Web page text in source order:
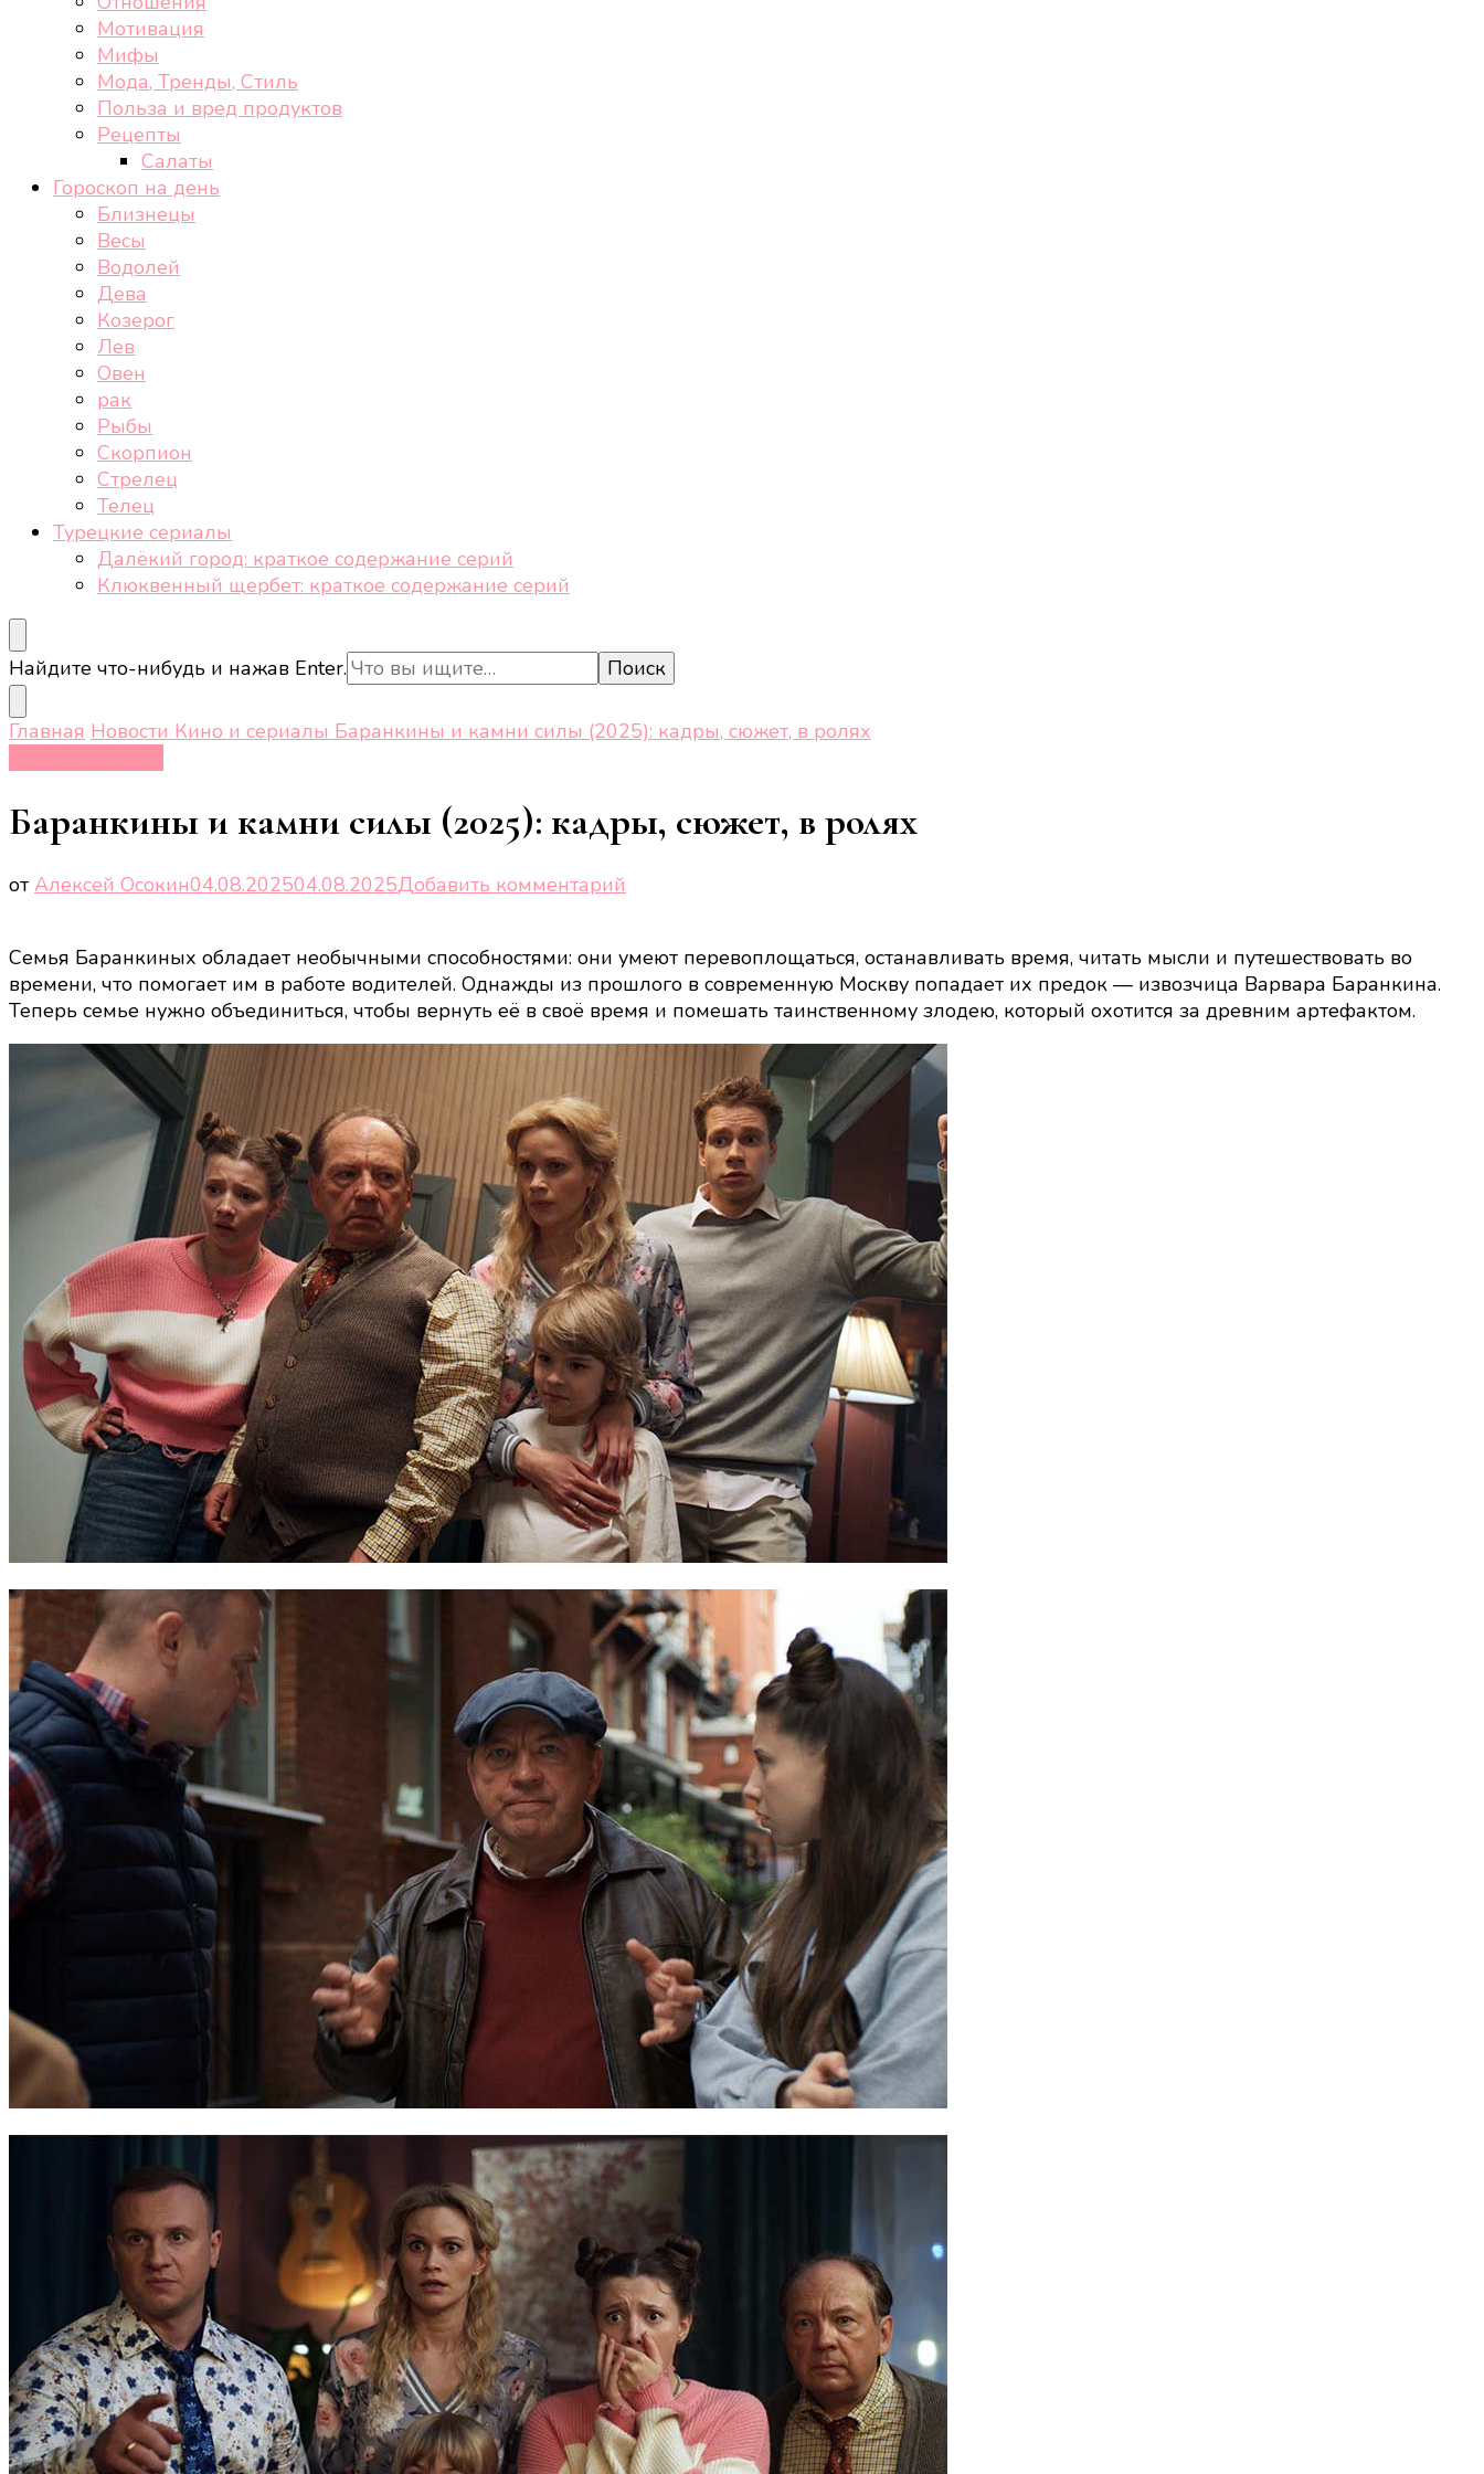
Мотивация
Мифы
Мода, Тренды, Стиль
Польза и вред продуктов
Рецепты
Салаты
Гороскоп на день
Близнецы
Весы
Водолей
Дева
Козерог
Лев
Овен
рак
Рыбы
Скорпион
Стрелец
Телец
Турецкие сериалы
Далёкий город: краткое содержание серий
Клюквенный щербет: краткое содержание серий
Ищите
что-
то?
Найдите что-нибудь и нажав Enter.
Главная Новости Кино и сериалы Баранкины и камни силы (2025): кадры, сюжет, в ролях
Баранкины и камни силы (2025): кадры, сюжет, в ролях
от Алексей Осокин04.08.202504.08.2025Добавить комментарий
и
камни
силы
(2025):
кадры,
сюжет,
ролях
Семья Баранкиных обладает необычными способностями: они умеют перевоплощаться, останавливать время, читать мысли и путешествовать во
времени, что помогает им в работе водителей. Однажды из прошлого в современную Москву попадает их предок — извозчица Варвара Баранкина.
Теперь семье нужно объединиться, чтобы вернуть её в своё время и помешать таинственному злодею, который охотится за древним артефактом.